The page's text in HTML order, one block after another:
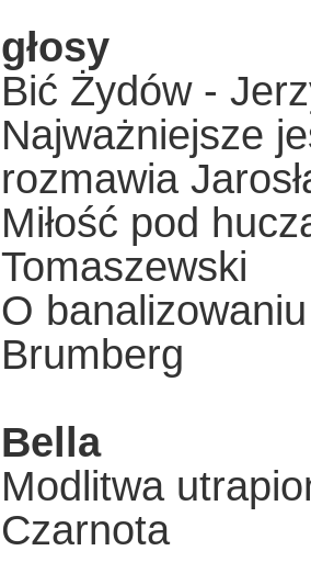
głosy
Bić Żydów -
Najważniejsze
rozmawia
Miłość pod
Tomaszewski
O
Brumberg
Bella
Modlitwa
Czarnota